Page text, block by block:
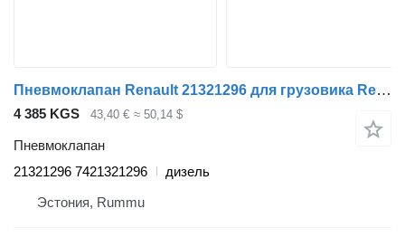
Пневмоклапан Renault 21321296 для грузовика Renault T (2013-)
4 385 KGS 43,40 € ≈ 50,14 $
Пневмоклапан
21321296 7421321296
дизель
Эстония, Rummu